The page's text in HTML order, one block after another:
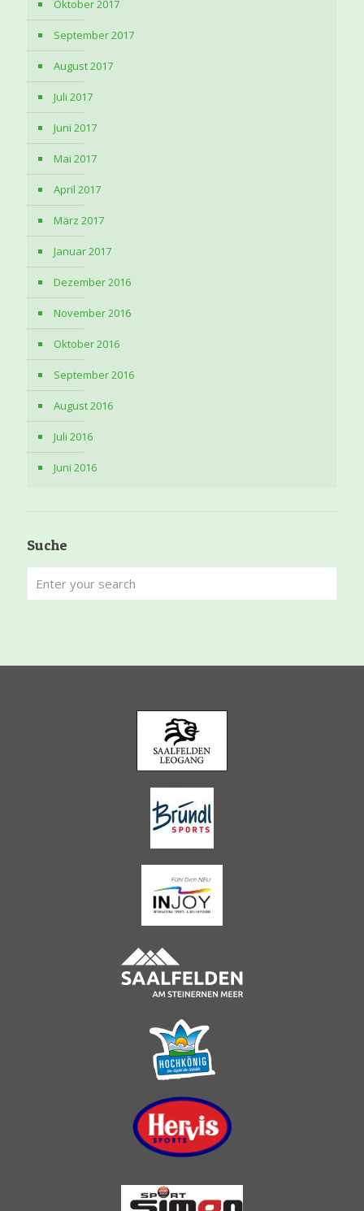
Oktober 2017
September 2017
August 2017
Juli 2017
Juni 2017
Mai 2017
April 2017
März 2017
Januar 2017
Dezember 2016
November 2016
Oktober 2016
September 2016
August 2016
Juli 2016
Juni 2016
Suche